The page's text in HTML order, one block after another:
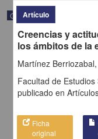
Correspondencia postal
Artículo
Creencias y
los ámbitos de la
Facultad de
publicado en
Ficha
original